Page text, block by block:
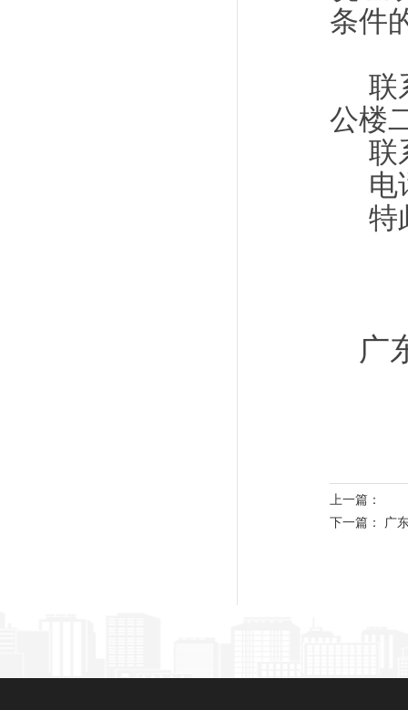
条件
联
公楼
联
特
广
上一篇：
下一篇： 广